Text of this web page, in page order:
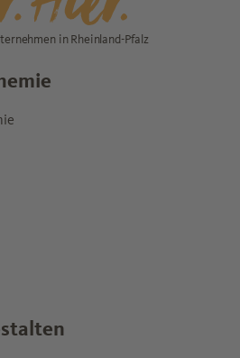
in Rheinland-Pfalz